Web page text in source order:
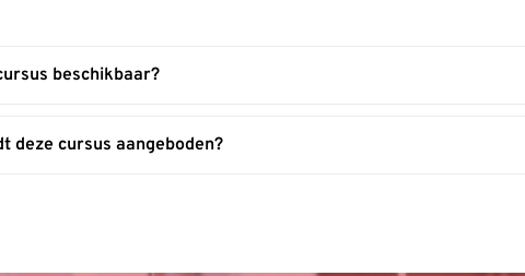
beschikbaar?
deze cursus aangeboden?